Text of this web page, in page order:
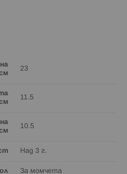
23
11.5
10.5
Над 3 г.
За момчета